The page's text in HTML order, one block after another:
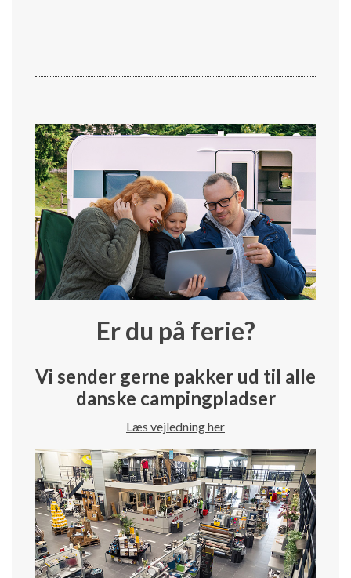
Er du på ferie?
Vi sender gerne pakker ud til alle
danske campingpladser
Læs vejledning her